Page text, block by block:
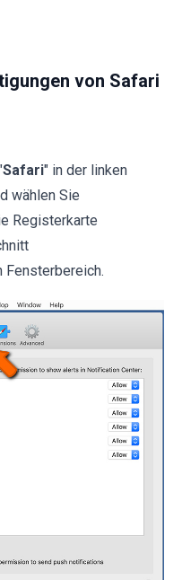
von Safari
Safari" in der linken
wählen Sie
Registerkarte
Fensterbereich.